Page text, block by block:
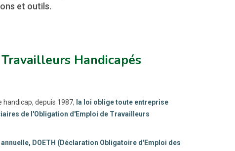
et outils.
Handicapés
depuis 1987, la loi oblige toute entreprise
de l'Obligation d'Emploi de Travailleurs
DOETH (Déclaration Obligatoire d'Emploi des